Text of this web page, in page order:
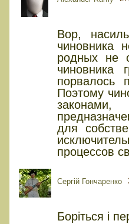
Вор,
чиновника
родных не
чиновника
порвалось
Поэтому
для
процессов
Сергій Гончаренко
Боріться і